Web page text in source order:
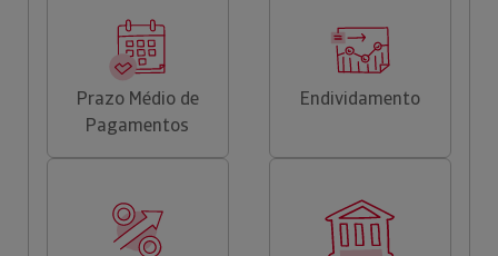
Prazo Médio de
Pagamentos
Endividamento